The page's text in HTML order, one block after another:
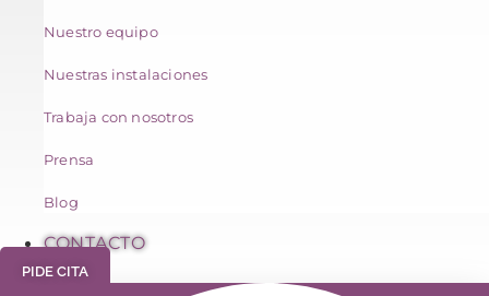
Nuestro equipo
Nuestras instalaciones
Trabaja con nosotros
Prensa
Blog
CONTACTO
PIDE CITA